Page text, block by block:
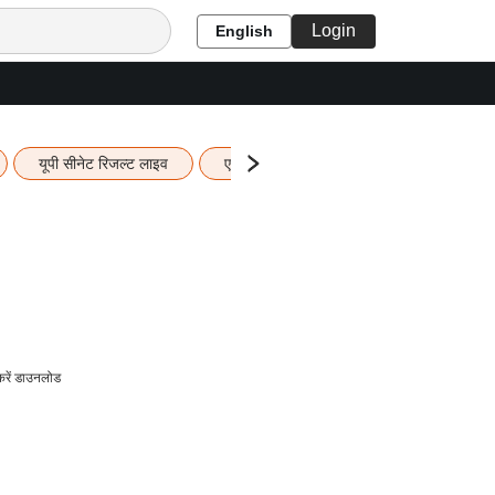
English Login
यूपी सीनेट रिजल्ट लाइव एचबीएसई 12वीं का रिजल्ट लाइव
डाउनलोड